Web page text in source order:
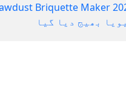
بھیج دیا گیا